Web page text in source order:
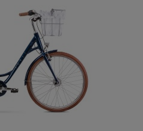
koszyka